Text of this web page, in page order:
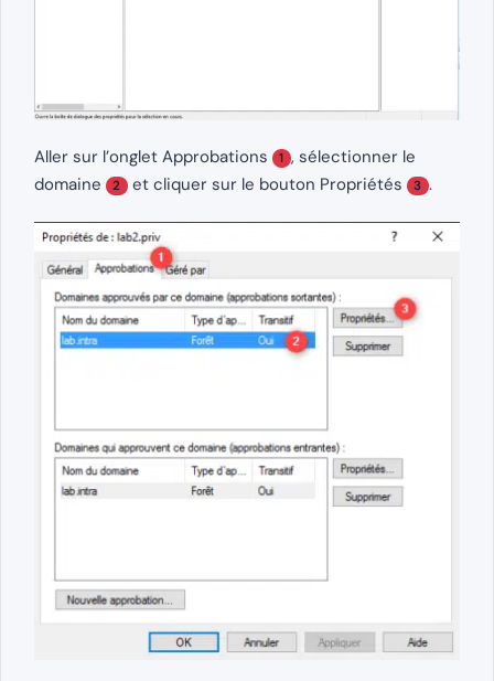
Aller sur l’onglet Approbations 1 , sélectionner le
domaine
2 et cliquer sur le bouton Propriétés 3 .